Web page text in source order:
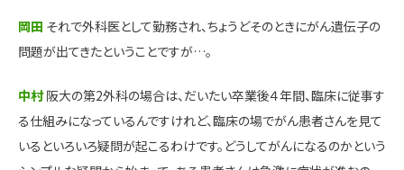
岡田 それで外科医として勤務され、ちょうどそのときにがん遺伝子の
問題が出てきたということですが…。
中村阪大の第2外科の場合は、だいたい卒業後４年間、臨床に従事す
る仕組みになっているんですけれど、臨床の場でがん患者さんを見て
いるといろいろ疑問が起こるわけです。どうしてがんになるのかという